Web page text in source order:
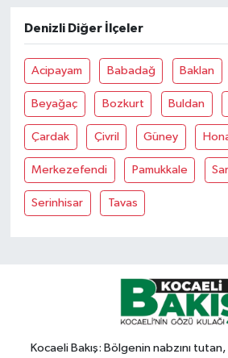
Denizli Diğer İlçeler
Acipayam Babadağ Baklan
Beyağaç Bozkurt Buldan
Çardak Çivril Güney
Merkezefendi Pamukkale
Serinhisar Tavas
Kocaeli Bakış: Bölgenin nabzını